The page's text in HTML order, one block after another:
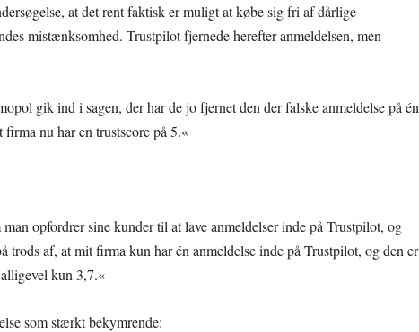
at det rent faktisk er muligt at købe sig fri af dårlige
mistænksomhed. Trustpilot fjernede herefter anmeldelsen, men
gik ind i sagen, der har de jo fjernet den der falske anmeldelse på én
nu har en trustscore på 5.«
opfordrer sine kunder til at lave anmeldelser inde på Trustpilot, og
trods af, at mit firma kun har én anmeldelse inde på Trustpilot, og den er
kun 3,7.«
som stærkt bekymrende: